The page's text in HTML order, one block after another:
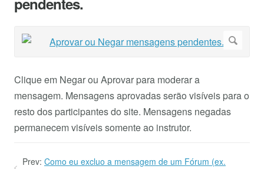
Clique em Negar ou Aprovar para moderar a
mensagem. Mensagens aprovadas serão visíveis para o
resto dos participantes do site. Mensagens negadas
permanecem visíveis somente ao instrutor.
Prev: Como eu excluo a mensagem de um Fórum (ex.